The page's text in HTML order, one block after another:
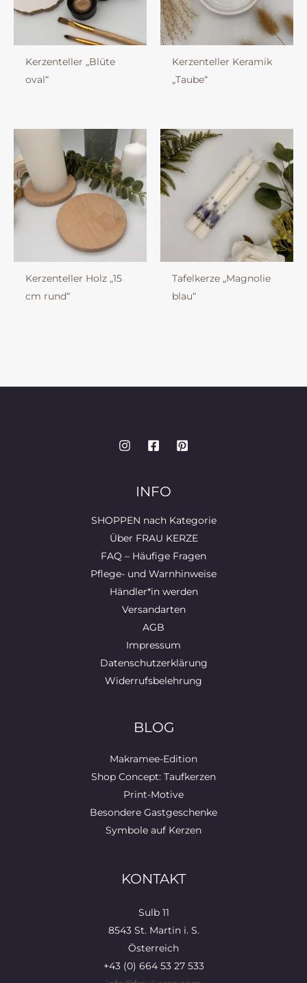
Kerzenteller „Blüte
oval“
Kerzenteller Keramik
„Taube“
Kerzenteller Holz „15
cm rund“
Tafelkerze „Magnolie
blau“
INFO
SHOPPEN nach Kategorie
Über FRAU KERZE
FAQ – Häufige Fragen
Pflege- und Warnhinweise
Händler*in werden
Versandarten
AGB
Impressum
Datenschutzerklärung
Widerrufsbelehrung
BLOG
Makramee-Edition
Shop Concept: Taufkerzen
Print-Motive
Besondere Gastgeschenke
Symbole auf Kerzen
KONTAKT
Sulb 11
8543 St. Martin i. S.
Österreich
+43 (0) 664 53 27 533